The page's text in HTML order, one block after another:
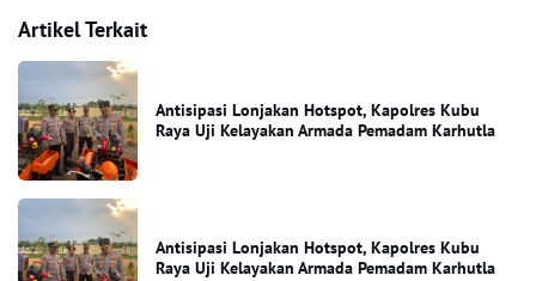
Artikel Terkait
Antisipasi Lonjakan Hotspot, Kapolres Kubu
Raya Uji Kelayakan Armada Pemadam Karhutla
Antisipasi Lonjakan Hotspot, Kapolres Kubu
Raya Uji Kelayakan Armada Pemadam Karhutla